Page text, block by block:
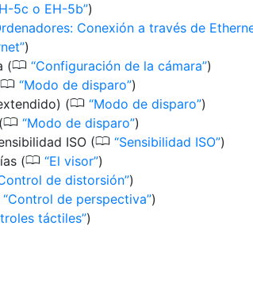
5c o EH-5b )
Conexión a través de
)
(0 Configuración de la cámara )
0 Modo de disparo )
(0 Modo de disparo )
(0 Modo de disparo )
ISO (0 Sensibilidad ISO )
(0 El visor )
de distorsión )
Control de perspectiva )
táctiles )